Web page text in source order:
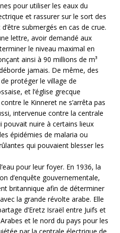
pour utiliser les eaux du
et rassurer sur le sort des
submergés en cas de crue.
lettre, avoir demandé aux
le niveau maximal en
ainsi à 90 millions de m³
jamais. De même, des
protéger le village de
et l’église grecque
le Kinneret ne s’arrêta pas
intervenue contre la centrale
pouvait nuire à certains lieux
épidémies de malaria ou
qui pouvaient blesser les
pour leur foyer. En 1936, la
d’enquête gouvernementale,
britannique afin de déterminer
la grande révolte arabe. Elle
d’Eretz Israël entre Juifs et
et le nord du pays pour les